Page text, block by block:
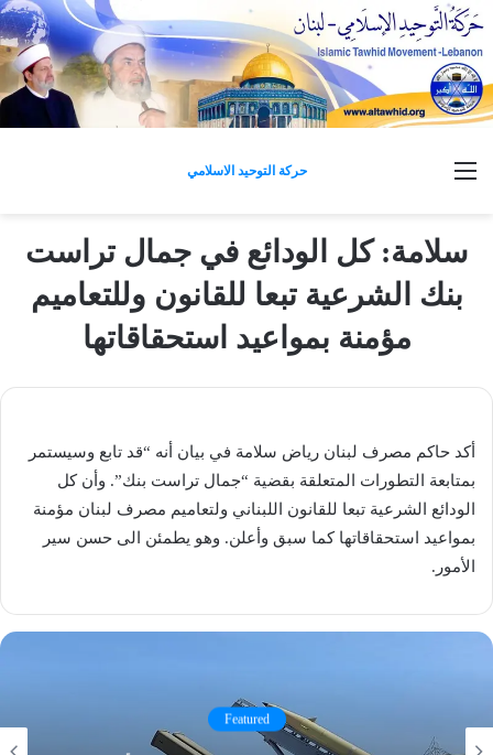
حركة التوحيد الاسلامي القائمة
سلامة: كل الودائع في جمال تراست
بنك الشرعية تبعا للقانون وللتعاميم
مؤمنة بمواعيد استحقاقاتها
أكد حاكم ​مصرف لبنان​ ​رياض سلامة​ في بيان أنه “قد تابع وسيستمر
بمتابعة التطورات المتعلقة بقضية “جمال تراست بنك”. وأن كل
الودائع الشرعية تبعا للقانون اللبناني ولتعاميم مصرف لبنان مؤمنة
بمواعيد استحقاقاتها كما سبق وأعلن. وهو يطمئن الى حسن سير
الأمور.
Featured